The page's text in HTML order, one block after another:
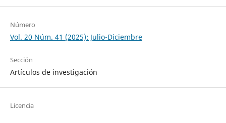
Número
Vol. 20 Núm. 41 (2025): Julio-Diciembre
Sección
Artículos de investigación
Licencia